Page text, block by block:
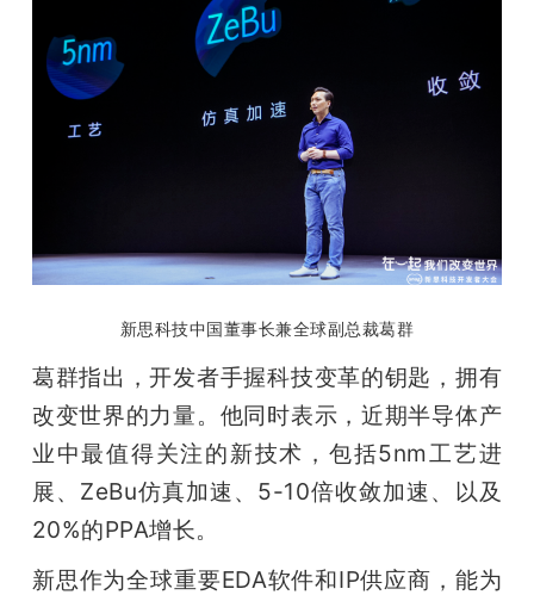
新思科技中国董事长兼全球副总裁葛群
葛群指出，开发者手握科技变革的钥匙，拥有
改变世界的力量。他同时表示，近期半导体产
业中最值得关注的新技术，包括5nm工艺进
展、ZeBu仿真加速、5-10倍收敛加速、以及
20%的PPA增长。
新思作为全球重要EDA软件和IP供应商，能为